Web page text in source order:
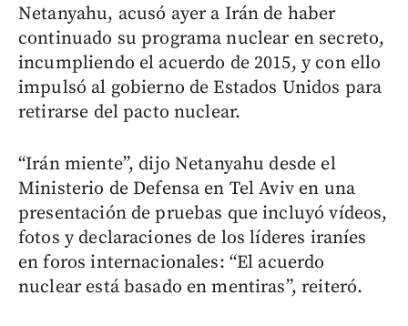
Netanyahu, acusó ayer a Irán de haber
continuado su programa nuclear en secreto,
incumpliendo el acuerdo de 2015, y con ello
impulsó al gobierno de Estados Unidos para
retirarse del pacto nuclear.
“Irán miente”, dijo Netanyahu desde el
Ministerio de Defensa en Tel Aviv en una
presentación de pruebas que incluyó vídeos,
fotos y declaraciones de los líderes iraníes
en foros internacionales: “El acuerdo
nuclear está basado en mentiras”, reiteró.